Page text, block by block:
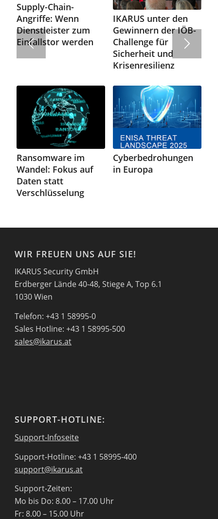
Supply-Chain-
Angriffe: Wenn
Dienstleister zum
Einfallstor werden
IKARUS unter den
Gewinnern der IÖB-
Challenge für
Sicherheit und
Krisenresilienz
Ransomware im
Wandel: Fokus auf
Daten statt
Verschlüsselung
Cyberbedrohungen
in Europa
WIR FREUEN UNS AUF SIE!
IKARUS Security GmbH
Erdberger Lände 40-48, Stiege A, Top 6.1
1030 Wien
Telefon: +43 1 58995-0
Sales Hotline: +43 1 58995-500
sales@ikarus.at
SUPPORT-HOTLINE:
Support-Infoseite
Support-Hotline: +43 1 58995-400
support@ikarus.at
Support-Zeiten:
Mo bis Do: 8.00 – 17.00 Uhr
Fr: 8.00 – 15.00 Uhr